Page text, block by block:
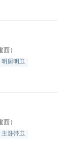
）
明厨明卫
）
主卧带卫